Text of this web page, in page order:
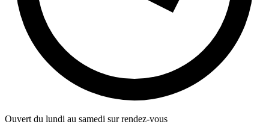
Ouvert du lundi au samedi sur rendez-vous